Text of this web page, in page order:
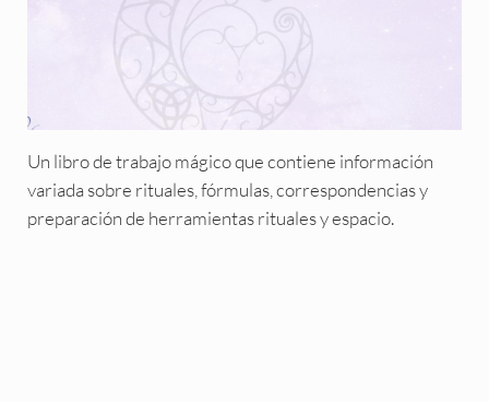
Un libro de trabajo mágico que contiene información
variada sobre rituales, fórmulas, correspondencias y
preparación de herramientas rituales y espacio.